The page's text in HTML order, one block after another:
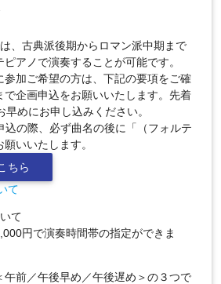
、古典派後期からロマン派中期まで
アノで演奏することが可能です。
参加ご希望の方は、下記の要項をご確
で企画申込をお願いいたします。先着
めにお申し込みください。
込の際、必ず曲名の後に「（フォルテ
いいたします。
ちら
て
て
円で演奏時間帯の指定ができま
午前／午後早め／午後遅め＞の３つで